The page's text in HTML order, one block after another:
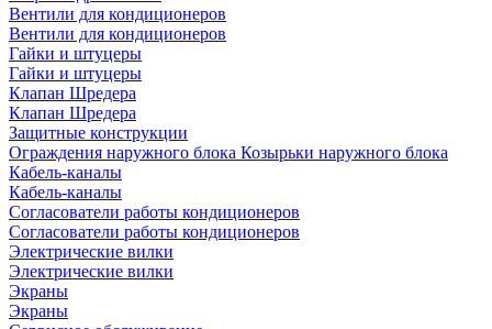
Вентили для кондиционеров
Вентили для кондиционеров
Гайки и штуцеры
Гайки и штуцеры
Клапан Шредера
Клапан Шредера
Защитные конструкции
Ограждения наружного блока Козырьки наружного блока
Кабель-каналы
Кабель-каналы
Согласователи работы кондиционеров
Согласователи работы кондиционеров
Электрические вилки
Электрические вилки
Экраны
Экраны